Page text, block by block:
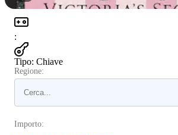
:
Tipo: Chiave
Regione:
Importo: